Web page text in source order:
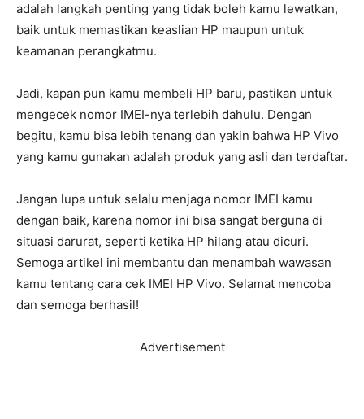
adalah langkah penting yang tidak boleh kamu lewatkan,
baik untuk memastikan keaslian HP maupun untuk
keamanan perangkatmu.
Jadi, kapan pun kamu membeli HP baru, pastikan untuk
mengecek nomor IMEI-nya terlebih dahulu. Dengan
begitu, kamu bisa lebih tenang dan yakin bahwa HP Vivo
yang kamu gunakan adalah produk yang asli dan terdaftar.
Jangan lupa untuk selalu menjaga nomor IMEI kamu
dengan baik, karena nomor ini bisa sangat berguna di
situasi darurat, seperti ketika HP hilang atau dicuri.
Semoga artikel ini membantu dan menambah wawasan
kamu tentang cara cek IMEI HP Vivo. Selamat mencoba
dan semoga berhasil!
Advertisement